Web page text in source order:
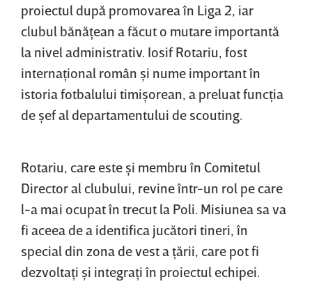
proiectul după promovarea în Liga 2, iar
clubul bănăţean a făcut o mutare importantă
la nivel administrativ. Iosif Rotariu, fost
internaţional român şi nume important în
istoria fotbalului timişorean, a preluat funcţia
de şef al departamentului de scouting.
Rotariu, care este şi membru în Comitetul
Director al clubului, revine într-un rol pe care
l-a mai ocupat în trecut la Poli. Misiunea sa va
fi aceea de a identifica jucători tineri, în
special din zona de vest a ţării, care pot fi
dezvoltaţi şi integraţi în proiectul echipei.